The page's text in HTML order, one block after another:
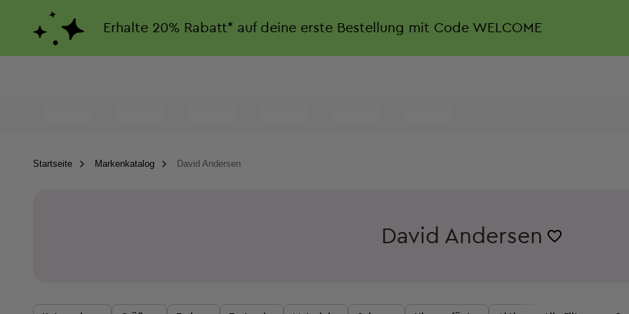
Erhalte 20% Rabatt* auf deine erste Bestellung mit Code WELCOME
Startseite Markenkatalog David Andersen
David Andersen